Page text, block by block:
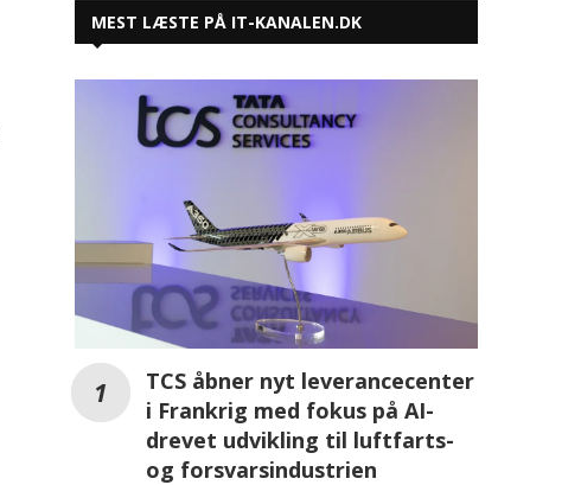
MEST LÆSTE PÅ IT-KANALEN.DK
TCS åbner nyt leverancecenter
i Frankrig med fokus på AI-
drevet udvikling til luftfarts-
og forsvarsindustrien